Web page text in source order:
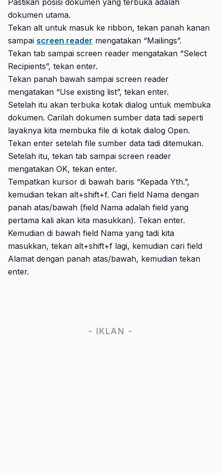
dokumen utama.
Tekan alt untuk masuk ke ribbon, tekan panah kanan
sampai screen reader mengatakan “Mailings”.
Tekan tab sampai screen reader mengatakan “Select
Recipients”, tekan enter.
Tekan panah bawah sampai screen reader
mengatakan “Use existing list”, tekan enter.
Setelah itu akan terbuka kotak dialog untuk membuka
dokumen. Carilah dokumen sumber data tadi seperti
layaknya kita membuka file di kotak dialog Open.
Tekan enter setelah file sumber data tadi ditemukan.
Setelah itu, tekan tab sampai screen reader
mengatakan OK, tekan enter.
Tempatkan kursor di bawah baris “Kepada Yth.”,
kemudian tekan alt+shift+f. Cari field Nama dengan
panah atas/bawah (field Nama adalah field yang
pertama kali akan kita masukkan). Tekan enter.
Kemudian di bawah field Nama yang tadi kita
masukkan, tekan alt+shift+f lagi, kemudian cari field
Alamat dengan panah atas/bawah, kemudian tekan
enter.
- IKLAN -